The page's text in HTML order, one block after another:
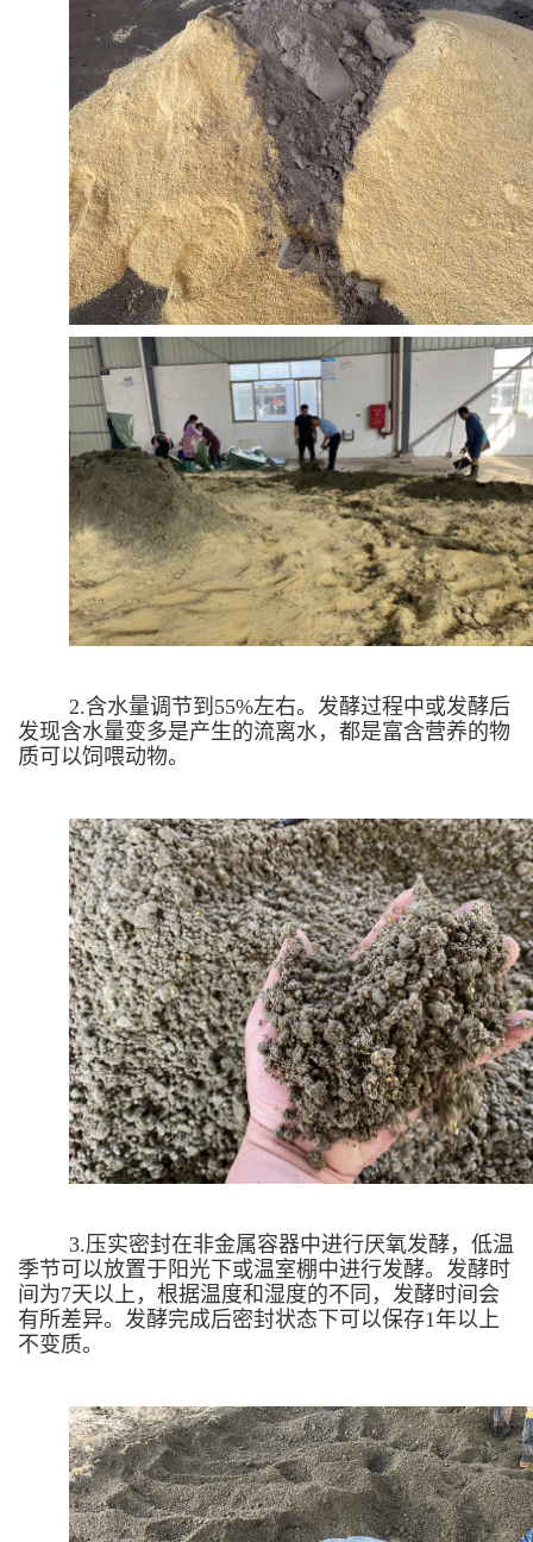
2.含水量调节到55%左右。发酵过程中或发酵后
发现含水量变多是产生的流离水，都是富含营养的物
质可以饲喂动物。
3.压实密封在非金属容器中进行厌氧发酵，低温
季节可以放置于阳光下或温室棚中进行发酵。发酵时
间为7天以上，根据温度和湿度的不同，发酵时间会
有所差异。发酵完成后密封状态下可以保存1年以上
不变质。